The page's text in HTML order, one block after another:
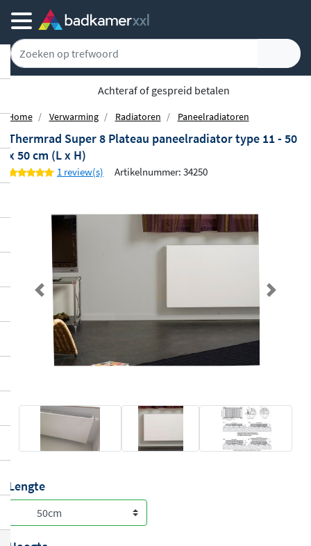
Achteraf of gespreid betalen
Home Verwarming Radiatoren Paneelradiatoren
Thermrad Super 8 Plateau paneelradiator type 11 - 50
x 50 cm (L x H)
1 review(s) Artikelnummer: 34250
Previous Next
Lengte